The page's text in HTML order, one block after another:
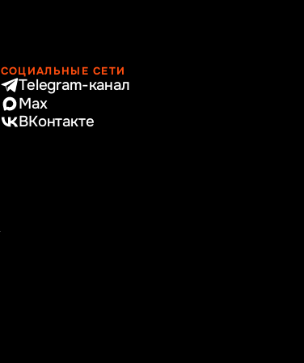
СОЦИАЛЬНЫЕ СЕТИ
Telegram-канал
Max
ВКонтакте